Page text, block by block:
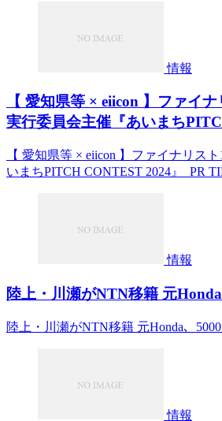
情報
【 愛知県等 × eiicon 】ファイ
実行委員会主催『あいまち
【 愛知県等 × eiicon 】ファイナリス
いまちPITCH CONTEST 2024』 PR
情報
陸上・川瀬がNTN移籍 元
陸上・川瀬がNTN移籍 元Honda、
情報